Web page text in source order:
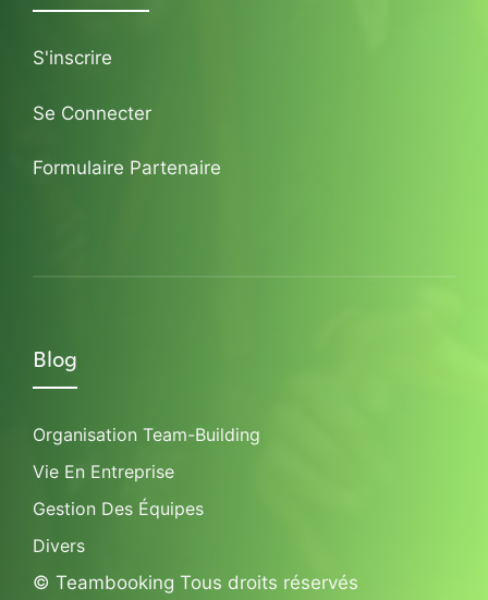
S'inscrire
Se Connecter
Formulaire Partenaire
Blog
Organisation Team-Building
Vie En Entreprise
Gestion Des Équipes
Divers
© Teambooking Tous droits réservés